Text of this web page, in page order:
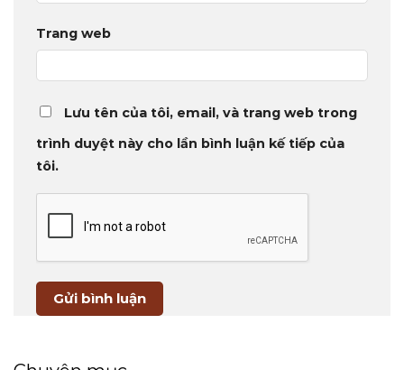
Trang web
Lưu tên của tôi, email, và trang web trong
trình duyệt này cho lần bình luận kế tiếp của
tôi.